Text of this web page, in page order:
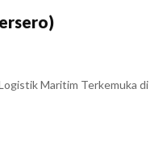
Maritim Terkemuka di